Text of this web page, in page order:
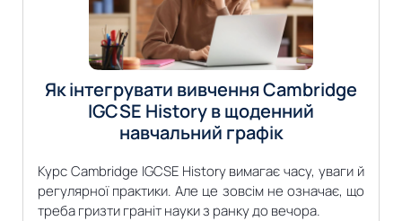
Як інтегрувати вивчення Cambridge
IGCSE History в щоденний
навчальний графік
Курс Cambridge IGCSE History вимагає часу, уваги й
регулярної практики. Але це зовсім не означає, що
треба гризти граніт науки з ранку до вечора.